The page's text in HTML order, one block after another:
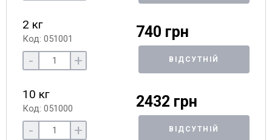
2 кг
Код: 051001 740 грн
- + ВІДСУТНІЙ
10 кг
Код: 051000 2432 грн
- + ВІДСУТНІЙ